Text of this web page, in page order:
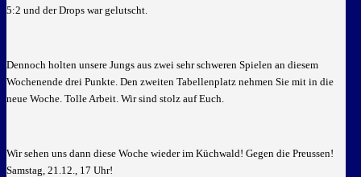
5:2 und der Drops war gelutscht.
Dennoch holten unsere Jungs aus zwei sehr schweren Spielen an diesem
Wochenende drei Punkte. Den zweiten Tabellenplatz nehmen Sie mit in die
neue Woche. Tolle Arbeit. Wir sind stolz auf Euch.
Wir sehen uns dann diese Woche wieder im Küchwald! Gegen die Preussen!
Samstag, 21.12., 17 Uhr!